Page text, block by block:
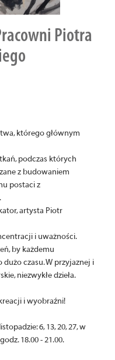
Piotra
którego głównym
podczas których
z budowaniem
postaci z
artysta Piotr
i uważności.
by każdemu
czasu. W przyjaznej i
niezwykłe dzieła.
i wyobraźni!
6, 13, 20, 27, w
18.00 - 21.00.